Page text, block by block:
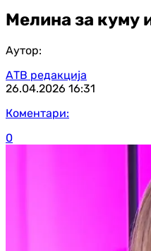
Мелина за куму
Аутор:
АТВ редакција
26.04.2026 16:31
Коментари:
0